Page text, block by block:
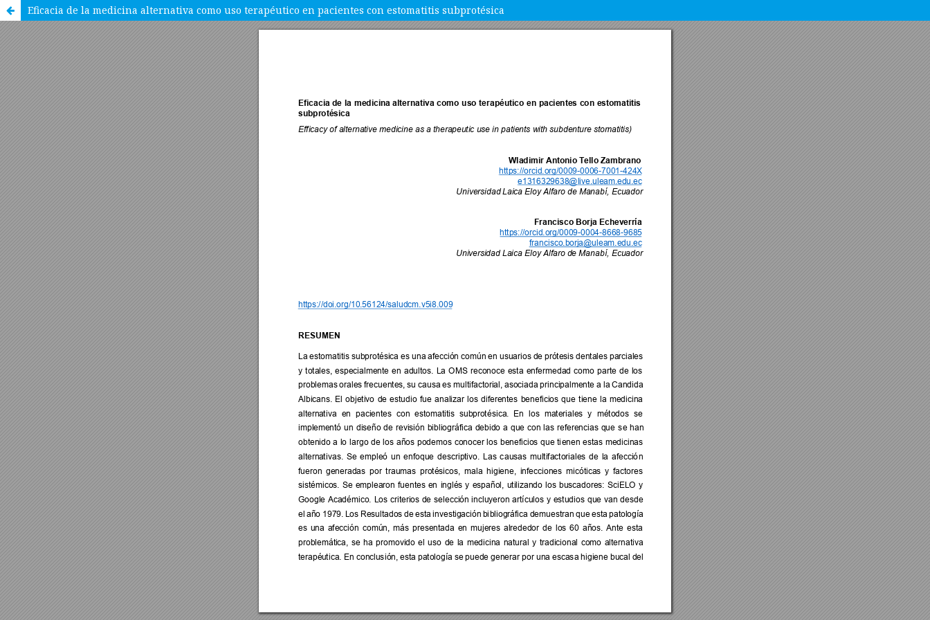
Eficacia de la medicina alternativa como uso terapéutico en pacientes con estomatitis subprotésica